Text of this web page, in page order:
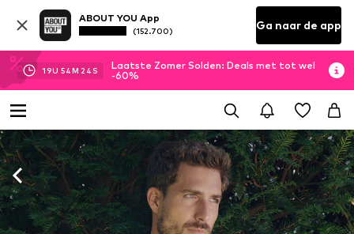
ABOUT YOU App
(152.700) Ga naar de app
19U 54M 21 S
Laatste Zomer Solden: Deals met tot wel
-60%